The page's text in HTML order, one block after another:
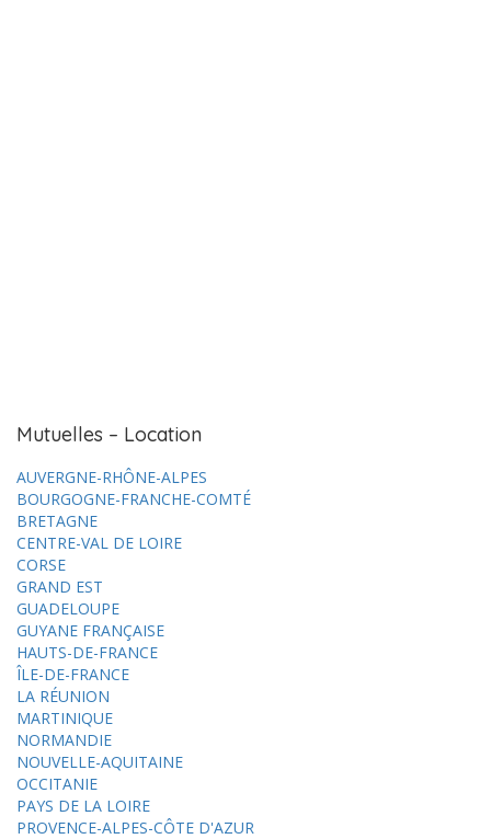
Mutuelles – Location
AUVERGNE-RHÔNE-ALPES
BOURGOGNE-FRANCHE-COMTÉ
BRETAGNE
CENTRE-VAL DE LOIRE
CORSE
GRAND EST
GUADELOUPE
GUYANE FRANÇAISE
HAUTS-DE-FRANCE
ÎLE-DE-FRANCE
LA RÉUNION
MARTINIQUE
NORMANDIE
NOUVELLE-AQUITAINE
OCCITANIE
PAYS DE LA LOIRE
PROVENCE-ALPES-CÔTE D'AZUR